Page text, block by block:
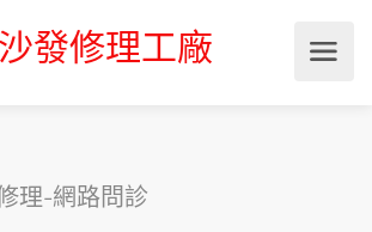
發修理工廠
理-網路問診